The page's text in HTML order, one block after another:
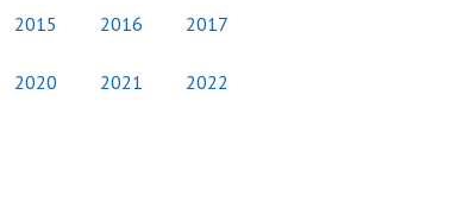
2015 2016 2017
2020 2021 2022